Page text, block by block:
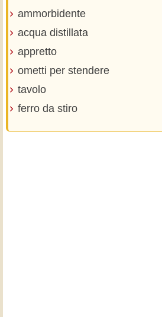
ammorbidente
acqua distillata
appretto
ometti per stendere
tavolo
ferro da stiro